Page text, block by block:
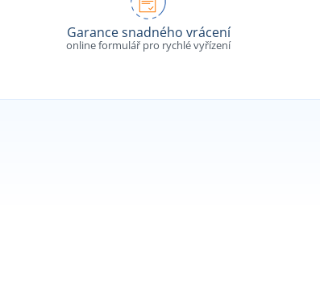
Garance snadného vrácení
online formulář pro rychlé vyřízení